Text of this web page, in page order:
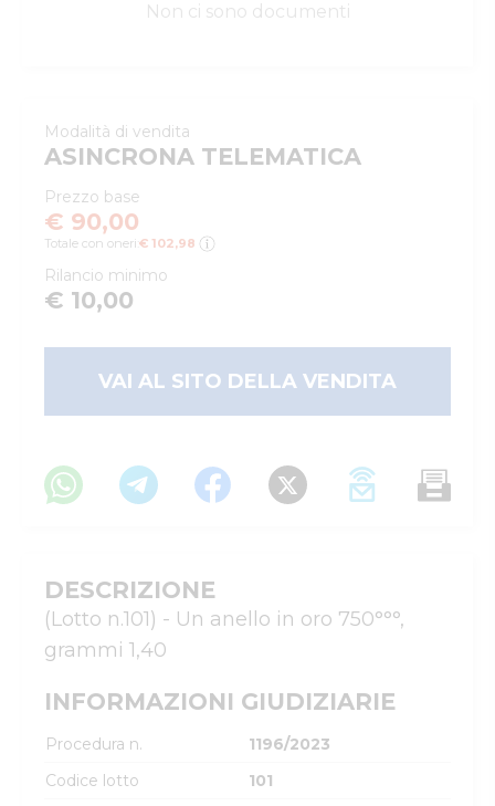
Non ci sono documenti
Modalità di vendita
ASINCRONA TELEMATICA
Prezzo base
€ 90,00
Totale con oneri: € 102,98
Rilancio minimo
€ 10,00
VAI AL SITO DELLA VENDITA
DESCRIZIONE
(Lotto n.101) - Un anello in oro 750°°°,
grammi 1,40
INFORMAZIONI GIUDIZIARIE
Procedura n.
1196/2023
Codice lotto
101